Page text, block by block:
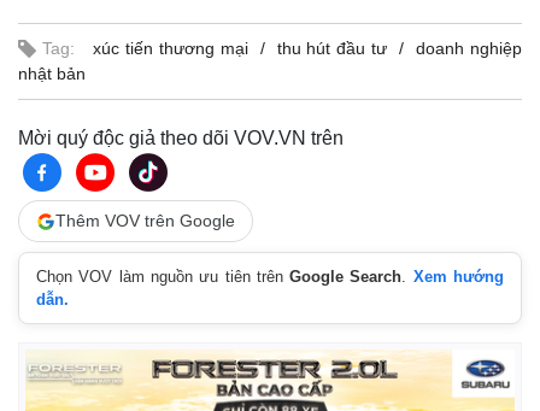
Tag: xúc tiến thương mại thu hút đầu tư
doanh nghiệp
nhật bản
Mời quý độc giả theo dõi VOV.VN trên
Thêm VOV trên Google
Chọn VOV làm nguồn ưu tiên trênGoogle Search. Xem hướng
dẫn.